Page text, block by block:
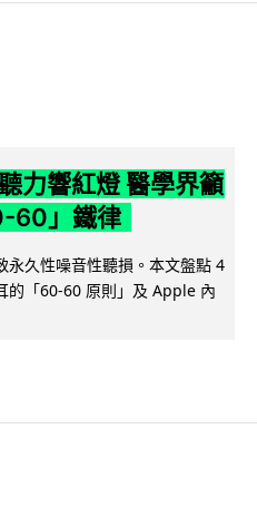
力響紅燈 醫學界籲
60」鐵律
永久性噪音性聽損。本文盤點 4
的「60-60 原則」及 Apple 內